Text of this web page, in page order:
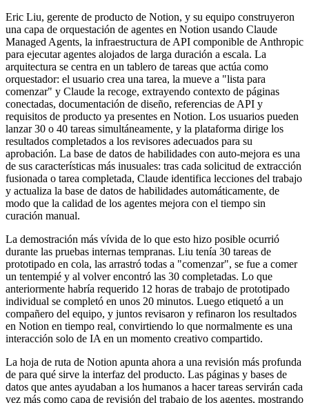
Eric Liu, gerente de producto de Notion, y su equipo construyeron
una capa de orquestación de agentes en Notion usando Claude
Managed Agents, la infraestructura de API componible de Anthropic
para ejecutar agentes alojados de larga duración a escala. La
arquitectura se centra en un tablero de tareas que actúa como
orquestador: el usuario crea una tarea, la mueve a "lista para
comenzar" y Claude la recoge, extrayendo contexto de páginas
conectadas, documentación de diseño, referencias de API y
requisitos de producto ya presentes en Notion. Los usuarios pueden
lanzar 30 o 40 tareas simultáneamente, y la plataforma dirige los
resultados completados a los revisores adecuados para su
aprobación. La base de datos de habilidades con auto-mejora es una
de sus características más inusuales: tras cada solicitud de extracción
fusionada o tarea completada, Claude identifica lecciones del trabajo
y actualiza la base de datos de habilidades automáticamente, de
modo que la calidad de los agentes mejora con el tiempo sin
curación manual.
La demostración más vívida de lo que esto hizo posible ocurrió
durante las pruebas internas tempranas. Liu tenía 30 tareas de
prototipado en cola, las arrastró todas a "comenzar", se fue a comer
un tentempié y al volver encontró las 30 completadas. Lo que
anteriormente habría requerido 12 horas de trabajo de prototipado
individual se completó en unos 20 minutos. Luego etiquetó a un
compañero del equipo, y juntos revisaron y refinaron los resultados
en Notion en tiempo real, convirtiendo lo que normalmente es una
interacción solo de IA en un momento creativo compartido.
La hoja de ruta de Notion apunta ahora a una revisión más profunda
de para qué sirve la interfaz del producto. Las páginas y bases de
datos que antes ayudaban a los humanos a hacer tareas servirán cada
vez más como capa de revisión del trabajo de los agentes, mostrando